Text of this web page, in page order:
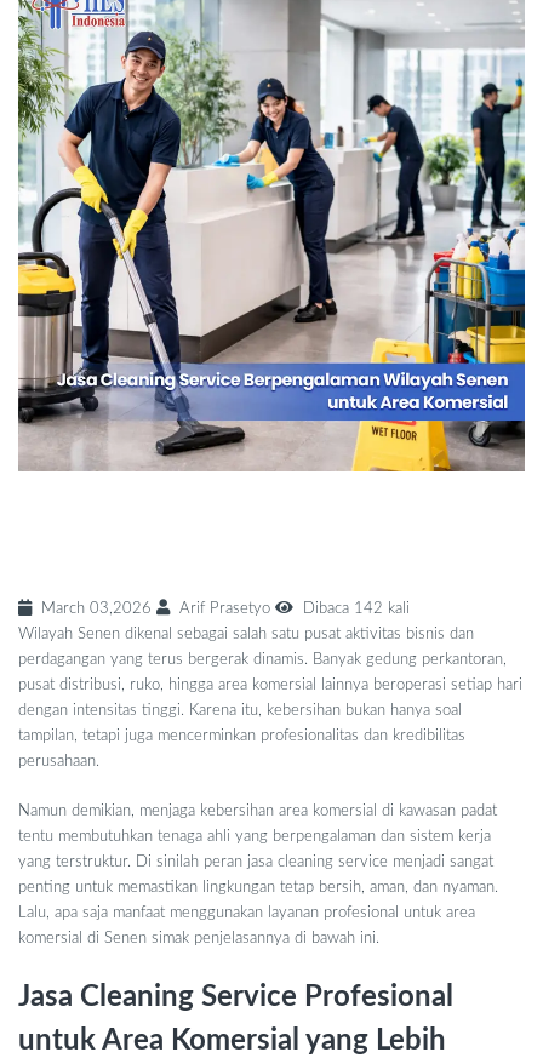
March 03,2026 Arif Prasetyo
Dibaca 142 kali
Wilayah Senen dikenal sebagai salah satu pusat aktivitas bisnis dan
perdagangan yang terus bergerak dinamis. Banyak gedung perkantoran,
pusat distribusi, ruko, hingga area komersial lainnya beroperasi setiap hari
dengan intensitas tinggi. Karena itu, kebersihan bukan hanya soal
tampilan, tetapi juga mencerminkan profesionalitas dan kredibilitas
perusahaan.
Namun demikian, menjaga kebersihan area komersial di kawasan padat
tentu membutuhkan tenaga ahli yang berpengalaman dan sistem kerja
yang terstruktur. Di sinilah peran jasa cleaning service menjadi sangat
penting untuk memastikan lingkungan tetap bersih, aman, dan nyaman.
Lalu, apa saja manfaat menggunakan layanan profesional untuk area
komersial di Senen simak penjelasannya di bawah ini.
Jasa Cleaning Service Profesional
untuk Area Komersial yang Lebih